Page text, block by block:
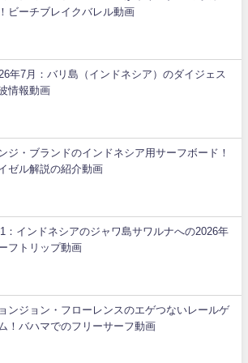
ビーチブレイクバレル動画
年7月：バリ島（インドネシア）のダイジェス
情報動画
ジ・ブランドのインドネシア用サーフボード！
ゼル解説の紹介動画
：インドネシアのジャワ島サワルナへの2026年
フトリップ動画
ンジョン・フローレンスのエゲつないレールゲ
！バハマでのフリーサーフ動画